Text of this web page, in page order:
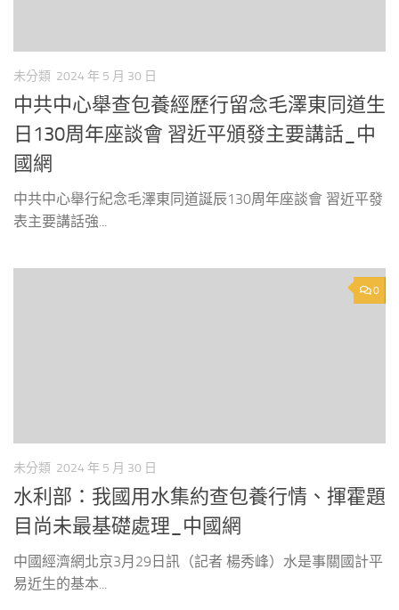
未分類 2024 年 5 月 30 日
中共中心舉查包養經歷行留念毛澤東同道生
日130周年座談會 習近平頒發主要講話_中
國網
中共中心舉行紀念毛澤東同道誕辰130周年座談會 習近平發
表主要講話強...
0
未分類 2024 年 5 月 30 日
水利部：我國用水集約查包養行情、揮霍題
目尚未最基礎處理_中國網
中國經濟網北京3月29日訊（記者 楊秀峰）水是事關國計平
易近生的基本...